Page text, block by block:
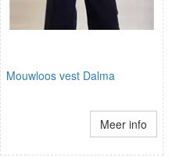
Mouwloos vest Dalma
Meer info